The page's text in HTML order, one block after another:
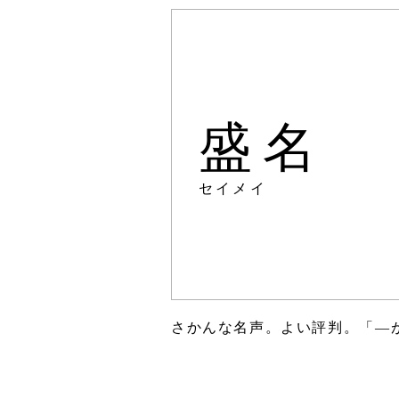
盛名
セイメイ
さかんな名声。よい評判。「―